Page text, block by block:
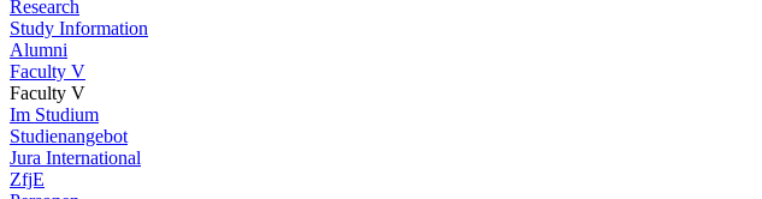
Research
Study Information
Alumni
Faculty V
Faculty V
Im Studium
Studienangebot
Jura International
ZfjE